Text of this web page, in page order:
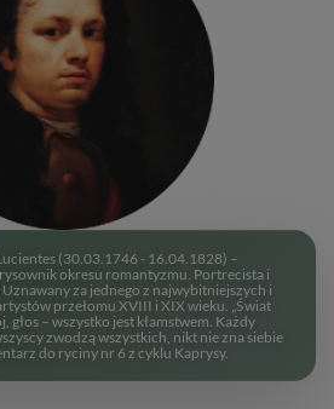
(30​.03. 1746​ - ​ 16​.04. 1828) –
okresu romantyzmu ​P​ortrecista i
za jednego z najwybitniejszych i
przełomu XVIII i XIX wieku
„Świat
głos – wszystko jest kłamstwem. Każdy
zwodzą wszystkich, nikt nie zna siebie
do ryciny nr 6 z cyklu Kaprysy.